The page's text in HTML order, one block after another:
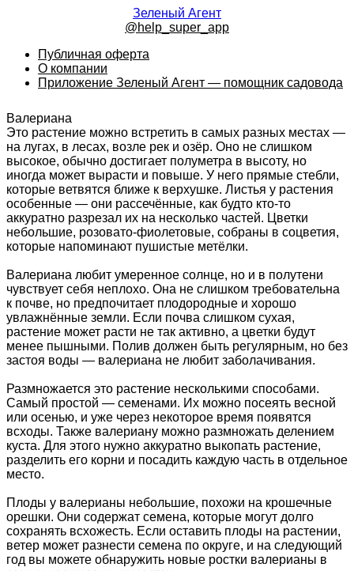
Зеленый Агент
@help_super_app
Публичная оферта
О компании
Приложение Зеленый Агент — помощник садовода
Валериана
Это растение можно встретить в самых разных местах —
на лугах, в лесах, возле рек и озёр. Оно не слишком
высокое, обычно достигает полуметра в высоту, но
иногда может вырасти и повыше. У него прямые стебли,
которые ветвятся ближе к верхушке. Листья у растения
особенные — они рассечённые, как будто кто-то
аккуратно разрезал их на несколько частей. Цветки
небольшие, розовато-фиолетовые, собраны в соцветия,
которые напоминают пушистые метёлки.
Валериана любит умеренное солнце, но и в полутени
чувствует себя неплохо. Она не слишком требовательна
к почве, но предпочитает плодородные и хорошо
увлажнённые земли. Если почва слишком сухая,
растение может расти не так активно, а цветки будут
менее пышными. Полив должен быть регулярным, но без
застоя воды — валериана не любит заболачивания.
Размножается это растение несколькими способами.
Самый простой — семенами. Их можно посеять весной
или осенью, и уже через некоторое время появятся
всходы. Также валериану можно размножать делением
куста. Для этого нужно аккуратно выкопать растение,
разделить его корни и посадить каждую часть в отдельное
место.
Плоды у валерианы небольшие, похожи на крошечные
орешки. Они содержат семена, которые могут долго
сохранять всхожесть. Если оставить плоды на растении,
ветер может разнести семена по округе, и на следующий
год вы можете обнаружить новые ростки валерианы в